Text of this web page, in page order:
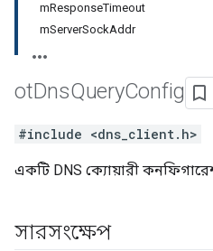
mResponseTimeout
mServerSockAddr
otDnsQueryConfig
#include <dns_client.h>
একটি DNS ক্যোয়ারী
সারসংক্ষেপ